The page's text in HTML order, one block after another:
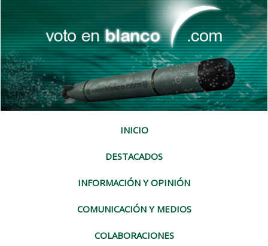
INICIO
DESTACADOS
INFORMACIÓN Y OPINIÓN
COMUNICACIÓN Y MEDIOS
COLABORACIONES